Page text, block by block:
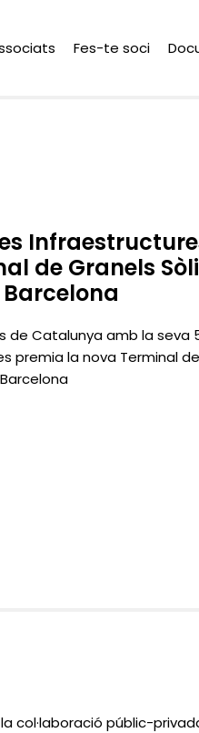
Fes-te soci
de Granels
Barcelona
de Catalunya amb la seva
premia la nova Terminal de
la col·laboració públic-